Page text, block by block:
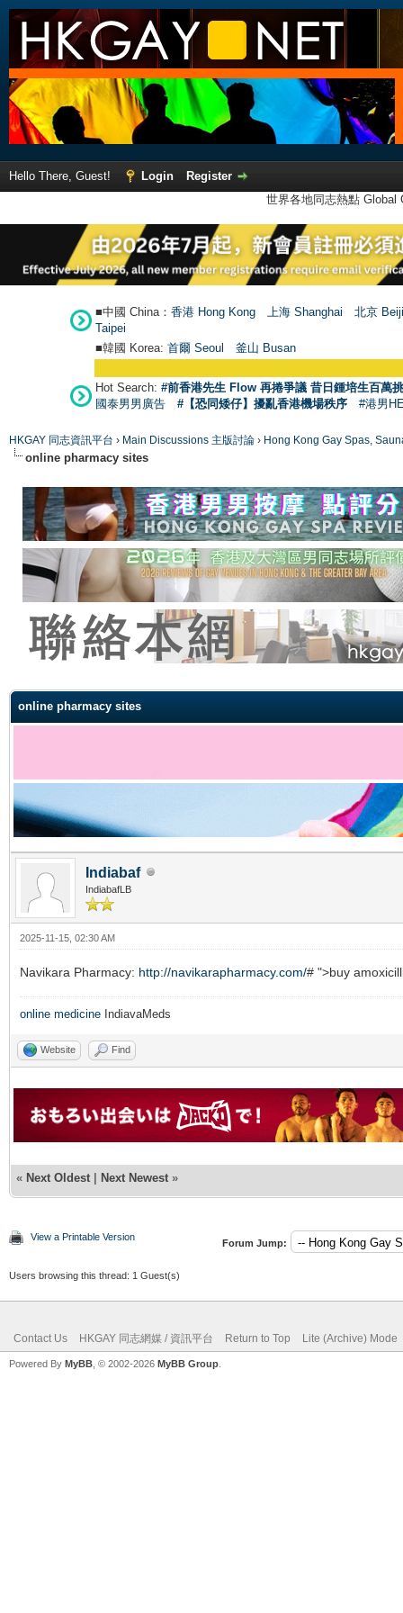
Hello There, Guest! Login
Register
世界各地同志熱點
■中國 China： 香港 Hong Kong 上海 Shanghai
北京
Taipei
■韓國 Korea: 首爾 Seoul 釜山 Busan
Hot Search: #前香港先生 Flow 再捲爭議 昔日鍾培生百萬
國泰男男廣告
#【恐同矮仔】擾亂香港機場秩序 #港男
HKGAY 同志資訊平台 › Main Discussions 主版討論 › Hong Kong Gay Spas,
online pharmacy sites
online pharmacy sites
Indiabaf
IndiabafLB
2025-11-15, 02:30 AM
Navikara Pharmacy: http://navikarapharmacy.com/# ">buy
online medicine IndiavaMeds
Website Find
« Next Oldest | Next Newest »
View a Printable Version
Forum Jump:
Users browsing this thread: 1 Guest(s)
Contact Us HKGAY 同志網媒 / 資訊平台 Return to Top Lite (Archive) Mode
Powered By MyBB , © 2002-2026 MyBB Group